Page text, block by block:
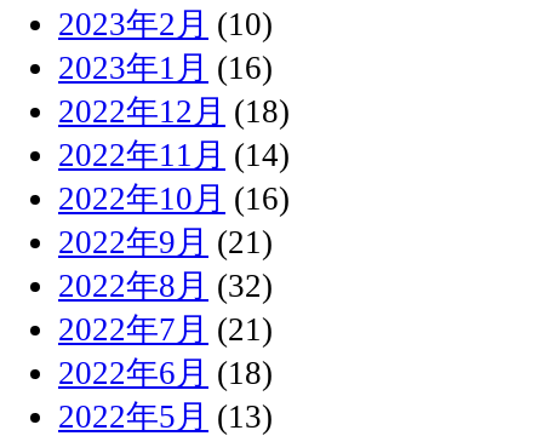
2023年2月 (10)
2023年1月 (16)
2022年12月 (18)
2022年11月 (14)
2022年10月 (16)
2022年9月 (21)
2022年8月 (32)
2022年7月 (21)
2022年6月 (18)
2022年5月 (13)